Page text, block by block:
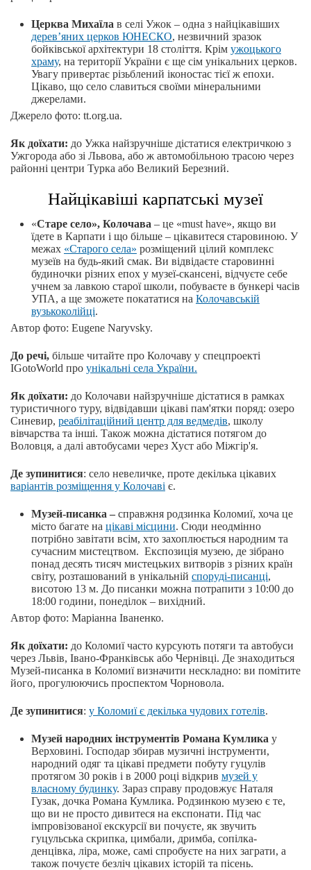
Церква Михаїла в селі Ужок – одна з найцікавіших
дерев’яних церков ЮНЕСКО, незвичний зразок
бойківської архітектури 18 століття. Крім ужоцького
храму, на території України є ще сім унікальних церков.
Увагу привертає різьблений іконостас тієї ж епохи.
Цікаво, що село славиться своїми мінеральними
джерелами.
Джерело фото: tt.org.ua.
Як доїхати: до Ужка найзручніше дістатися електричкою з
Ужгорода або зі Львова, або ж автомобільною трасою через
районні центри Турка або Великий Березний.
Найцікавіші карпатські музеї
«Старе село», Колочава – це «must have», якщо ви
їдете в Карпати і що більше – цікавитеся старовиною. У
межах «Старого села» розміщений цілий комплекс
музеїв на будь-який смак. Ви відвідаєте старовинні
будиночки різних епох у музеї-скансені, відчуєте себе
учнем за лавкою старої школи, побуваєте в бункері часів
УПА, а ще зможете покататися на Колочавській
вузькоколійці.
Автор фото: Eugene Naryvsky.
До речі, більше читайте про Колочаву у спецпроекті
IGotoWorld про унікальні села України.
Як доїхати: до Колочави найзручніше дістатися в рамках
туристичного туру, відвідавши цікаві пам'ятки поряд: озеро
Синевир, реабілітаційний центр для ведмедів, школу
вівчарства та інші. Також можна дістатися потягом до
Воловця, а далі автобусами через Хуст або Міжгір'я.
Де зупинитися: село невеличке, проте декілька цікавих
варіантів розміщення у Колочаві є.
Музей-писанка – справжня родзинка Коломиї, хоча це
місто багате на цікаві місцини. Сюди неодмінно
потрібно завітати всім, хто захоплюється народним та
сучасним мистецтвом. Експозиція музею, де зібрано
понад десять тисяч мистецьких витворів з різних країн
світу, розташований в унікальній споруді-писанці,
висотою 13 м. До писанки можна потрапити з 10:00 до
18:00 години, понеділок – вихідний.
Автор фото: Маріанна Іваненко.
Як доїхати: до Коломиї часто курсують потяги та автобуси
через Львів, Івано-Франківськ або Чернівці. Де знаходиться
Музей-писанка в Коломиї визначити нескладно: ви помітите
його, прогулюючись проспектом Чорновола.
Де зупинитися: у Коломиї є декілька чудових готелів.
Музей народних інструментів Романа Кумлика у
Верховині. Господар збирав музичні інструменти,
народний одяг та цікаві предмети побуту гуцулів
протягом 30 років і в 2000 році відкрив музей у
власному будинку. Зараз справу продовжує Наталя
Гузак, дочка Романа Кумлика. Родзинкою музею є те,
що ви не просто дивитеся на експонати. Під час
імпровізованої екскурсії ви почуєте, як звучить
гуцульська скрипка, цимбали, дримба, сопілка-
денцівка, ліра, може, самі спробуєте на них заграти, а
також почуєте безліч цікавих історій та пісень.